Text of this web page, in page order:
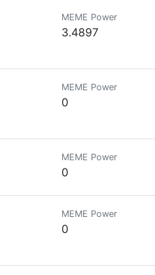
MEME Power
3.4897
MEME Power
0
MEME Power
0
MEME Power
0